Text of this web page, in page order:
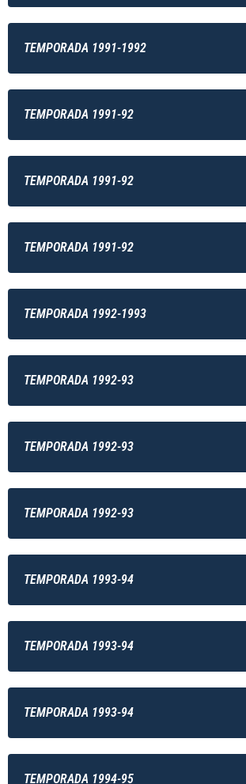
TEMPORADA 1991-1992
TEMPORADA 1991-92
TEMPORADA 1991-92
TEMPORADA 1991-92
TEMPORADA 1992-1993
TEMPORADA 1992-93
TEMPORADA 1992-93
TEMPORADA 1992-93
TEMPORADA 1993-94
TEMPORADA 1993-94
TEMPORADA 1993-94
TEMPORADA 1994-95